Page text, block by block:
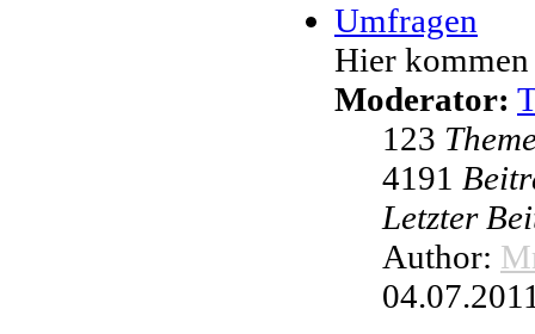
Umfragen
Hier
Moderator:
123
4191
Letzter
Author: